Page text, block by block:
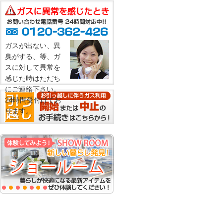
ガスが出ない、異
臭がする、等、ガ
スに対して異常を
感じた時はただち
にご連絡下さい。
24時間受付けてお
ります。